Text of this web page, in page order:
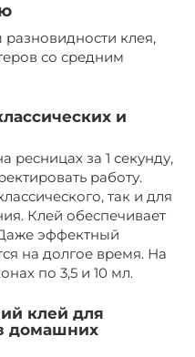
клея,
со средним
и
ресницах за 1 секунду,
работу.
так и для
Клей обеспечивает
эффектный
на долгое время. На
по 3,5 и 10 мл.
клей для
домашних